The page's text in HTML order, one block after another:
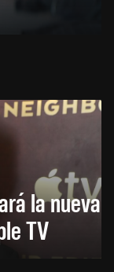
la nueva
TV